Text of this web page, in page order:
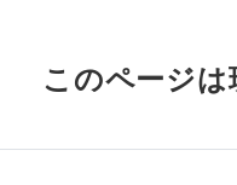
このページは